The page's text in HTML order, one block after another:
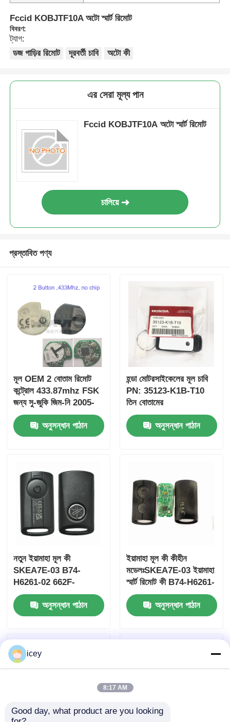
বাড়ি
ভিডিও
Fccid KOBJTF10A অটো স্মার্ট রিমোট
বিবরণ:
ট্যাগ:
ডজ গাড়ির রিমোট
দূরবর্তী চাবি অটো কী
এর সেরা মূল্য পান
Fccid KOBJTF10A অটো স্মার্ট রিমোট
চালিয়ে
প্রস্তাবিত পণ্য
মূল OEM 2 বোতাম রিমোট
কন্ট্রোল 433.87mhz FSK
জন্য সু-জুকি জিম-নি 2005-
2017 ছাড়া চিপ 37182-A7
শুধুমাত্র নিয়ন্ত্রণ জন্য পাইকারি
MOQ 50pcs
অনুসন্ধান পাঠান
হন্ডা মোটরসাইকেলের মূল চাবি
PN: 35123-K1B-T10
তিন বোতামের
FSK433.92MHz
ID47chip দূরবর্তী গাড়ির চাবি
অনুসন্ধান পাঠান
নতুন ইয়ামাহা মূল কী
SKEA7E-03 B74-
H6261-02 662F-
SKEA7D03
অনুসন্ধান পাঠান
ইয়ামাহা মূল কী কীহীন
মডেলঃSKEA7E-03 ইয়ামাহা
স্মার্ট রিমোট কী B74-H6261-
02/662F-SKEA7D03 এর
জন্য
অনুসন্ধান পাঠান
icey
8:17 AM
Good day, what product are you looking